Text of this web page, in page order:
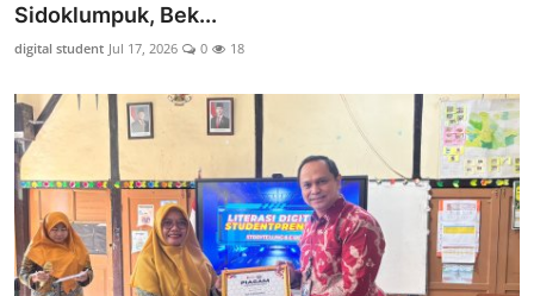
Sidoklumpuk, Bek...
digital student Jul 17, 2026 0 18